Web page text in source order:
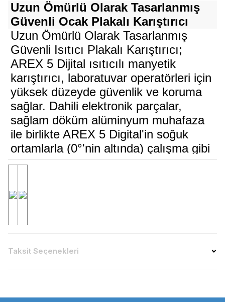
Uzun Ömürlü Olarak Tasarlanmış
Güvenli Ocak Plakalı Karıştırıcı
Uzun Ömürlü Olarak Tasarlanmış
Güvenli Isıtıcı Plakalı Karıştırıcı;
AREX 5 Dijital ısıtıcılı manyetik
karıştırıcı, laboratuvar operatörleri için
yüksek düzeyde güvenlik ve koruma
sağlar. Dahili elektronik parçalar,
sağlam döküm alüminyum muhafaza
ile birlikte AREX 5 Digital'in soğuk
ortamlarla (0°'nin altında) çalışma gibi
en zorlu laboratuvar ortamlarına ve
sağlayan yalıtım diski ile
seramik kaplama ile kimyasallara ve
çizilmelere karşı korunmaktadır.
Taksit Seçenekleri